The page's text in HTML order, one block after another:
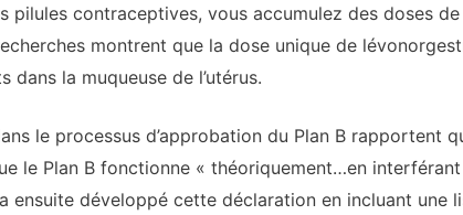
pilules contraceptives, vous accumulez des doses
montrent que la dose unique de
la muqueuse de l’utérus.
le processus d’approbation du Plan B rapportent
le Plan B fonctionne « théoriquement…en
ensuite développé cette déclaration en incluant une